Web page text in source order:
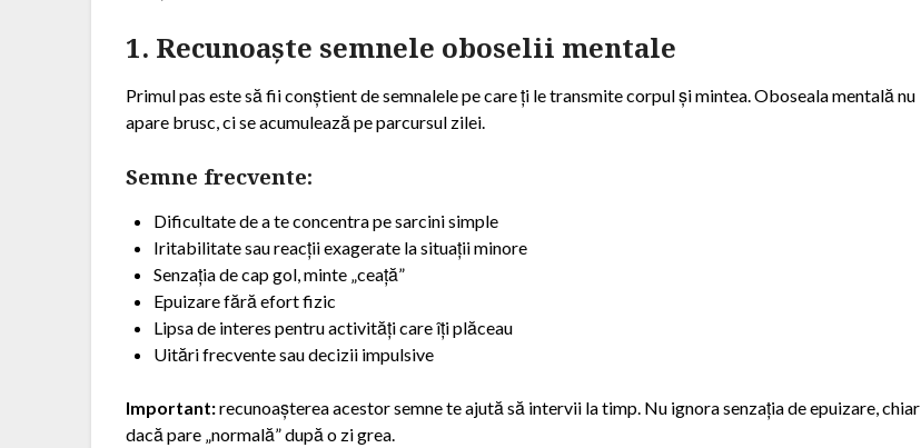
1. Recunoaște semnele oboselii mentale
Primul pas este să fii conștient de semnalele pe care ți le transmite corpul și mintea. Oboseala mentală nu
apare brusc, ci se acumulează pe parcursul zilei.
Semne frecvente:
Dificultate de a te concentra pe sarcini simple
Iritabilitate sau reacții exagerate la situații minore
Senzația de cap gol, minte „ceață”
Epuizare fără efort fizic
Lipsa de interes pentru activități care îți plăceau
Uitări frecvente sau decizii impulsive
Important:recunoașterea acestor semne te ajută să intervii la timp. Nu ignora senzația de epuizare, chiar
dacă pare „normală” după o zi grea.